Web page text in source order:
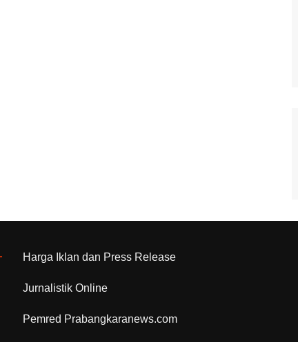
Harga Iklan dan Press Release
Jurnalistik Online
Pemred Prabangkaranews.com